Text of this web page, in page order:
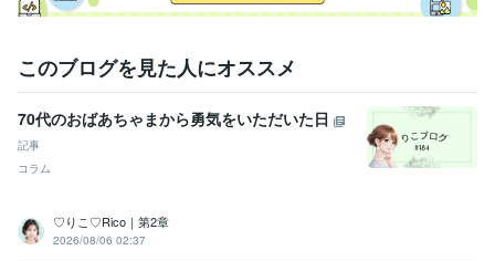
経験職種
事務・ビジネスサポート / 秘書 経験年数 : 4年
ライフスタイル・その他 / 講師・インストラクター
受賞歴
Instagramスタート
ココナラ電話相談スタート　　1/2
3〜
ココナラレギュラーランク♡ありがとうございます ココナラシ
ます ココナラ電話相談40件達成♡ありがとうございます
話相談60件達成♡ありがとうございます
このブログを見た人にオススメ
70代のおばあちゃまから勇気をいただいた日
記事
コラム
♡りこ♡Rico｜第2章
2026/08/06 02:37